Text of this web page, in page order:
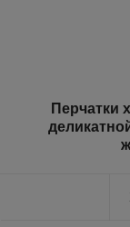
Перчатки